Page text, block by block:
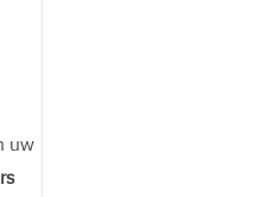
uw